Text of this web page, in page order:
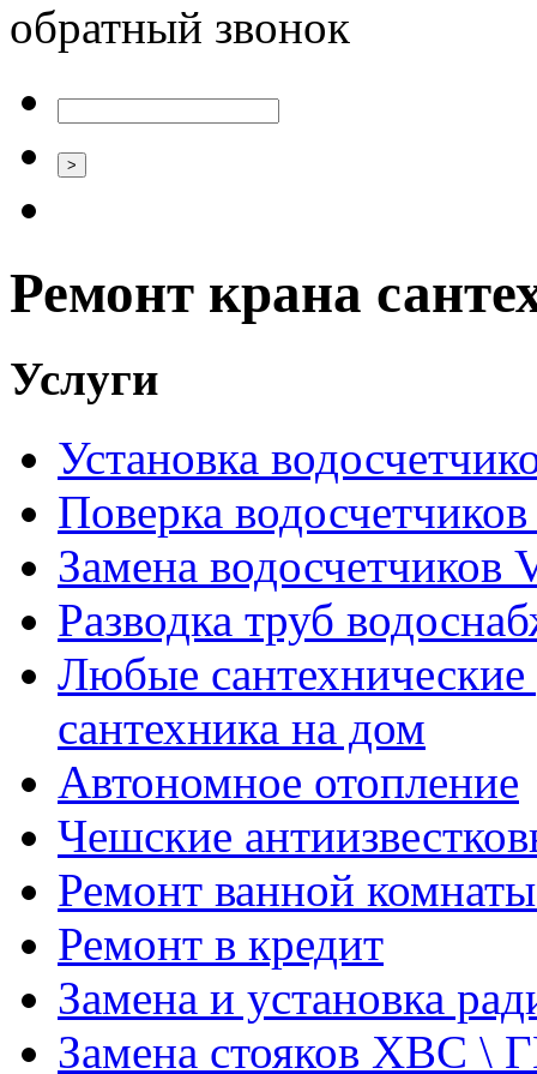
обратный звонок
Ремонт крана
Услуги
Установка
Поверка водосчетчиков
Замена
Разводка труб
Любые
сантехника на дом
Автономное отопление
Чешские
Ремонт ванной
Ремонт в кредит
Замена и установка
Замена стояков ХВС \